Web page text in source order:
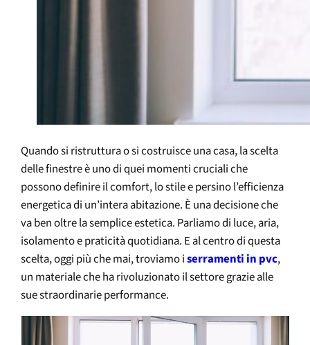
Quando si ristruttura o si costruisce una casa, la scelta
delle finestre è uno di quei momenti cruciali che
possono definire il comfort, lo stile e persino l’efficienza
energetica di un’intera abitazione. È una decisione che
va ben oltre la semplice estetica. Parliamo di luce, aria,
isolamento e praticità quotidiana. E al centro di questa
scelta, oggi più che mai, troviamo iserramenti in pvc,
un materiale che ha rivoluzionato il settore grazie alle
sue straordinarie performance.